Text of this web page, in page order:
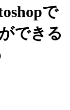
で
できる